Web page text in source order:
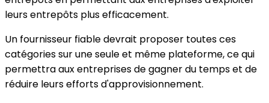
leurs entrepôts plus efficacement.
Un fournisseur fiable devrait proposer toutes ces
catégories sur une seule et même plateforme, ce qui
permettra aux entreprises de gagner du temps et de
réduire leurs efforts d'approvisionnement.